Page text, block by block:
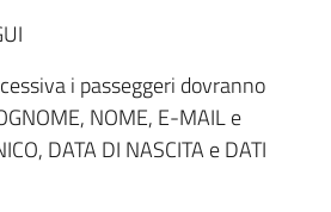
i passeggeri dovranno
NOME, E-MAIL e
DATA DI NASCITA e DATI